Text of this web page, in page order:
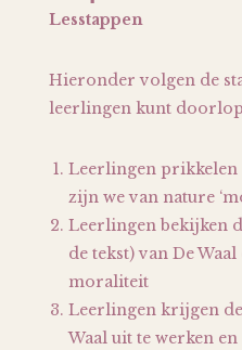
Lesstappen
Hieronder volgen de
leerlingen kunt
Leerlingen prikkelen
zijn we van nature
Leerlingen bekijken
de tekst) van De
moraliteit
Leerlingen krijgen
Waal uit te werken